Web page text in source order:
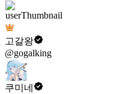
고갈왕
@gogalking
쿠미네